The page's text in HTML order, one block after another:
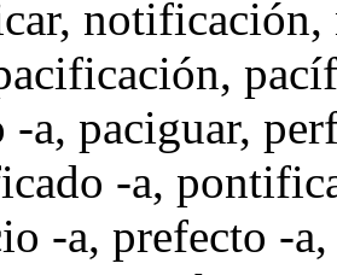
, notificación,
,
-a, paciguar,
-a,
-a, prefecto -a